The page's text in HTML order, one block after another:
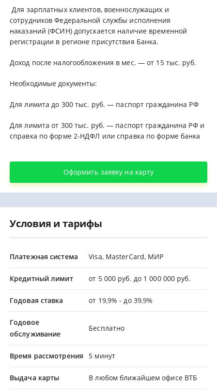
Для зарплатных клиентов, военнослужащих и
сотрудников Федеральной службы исполнения
наказаний (ФСИН) допускается наличие временной
регистрации в регионе присутствия Банка.
Доход после налогообложения в мес. — от 15 тыс. руб.
Необходимые документы:
Для лимита до 300 тыс. руб. — паспорт гражданина РФ
Для лимита от 300 тыс. руб. — паспорт гражданина РФ и
справка по форме 2-НДФЛ или справка по форме банка
Оформить заявку на карту
Условия и тарифы
Платежная система Visa, MasterCard, МИР
Кредитный лимит от 5 000 руб. до 1 000 000 руб.
Годовая ставка от 19,9% - до 39,9%
Годовое
обслуживание
Бесплатно
Время рассмотрения 5 минут
Выдача карты В любом ближайшем офисе ВТБ